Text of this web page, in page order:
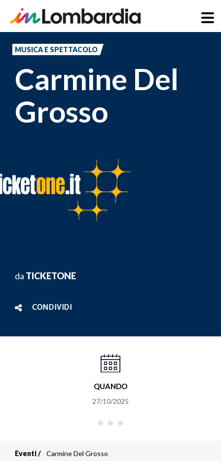
principale
MUSICA E SPETTACOLO
Carmine Del
Grosso
da TICKETONE
CONDIVIDI
QUANDO
27/10/2025
Eventi Carmine Del Grosso